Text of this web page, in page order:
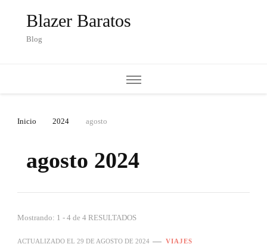
Blazer Baratos
Blog
Inicio 2024 agosto
agosto 2024
Mostrando: 1 - 4 de 4 RESULTADOS
ACTUALIZADO EL 29 DE AGOSTO DE 2024 VIAJES